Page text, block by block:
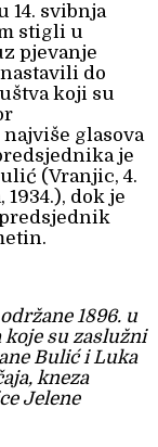
14. svibnja
stigli u
pjevanje
nastavili do
koji su
glasova
je
(Vranjic, 4.
1934.), dok je
1896. u
su zaslužni
Bulić i Luka
kneza
Jelene